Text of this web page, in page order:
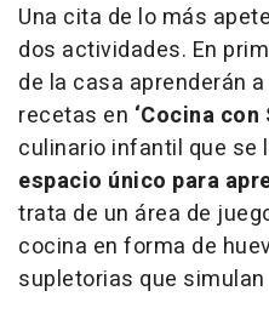
Una cita de lo más
dos actividades. En
de la casa aprenderán
recetas en ‘Cocina con
culinario infantil que se
espacio único para
trata de un área de
cocina en forma de
supletorias que